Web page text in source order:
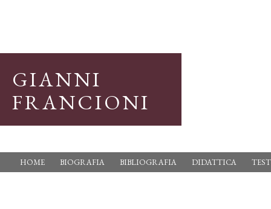
GIANNI
FRANCIONI
HOME BIOGRAFIA BIBLIOGRAFIA DIDATTICA